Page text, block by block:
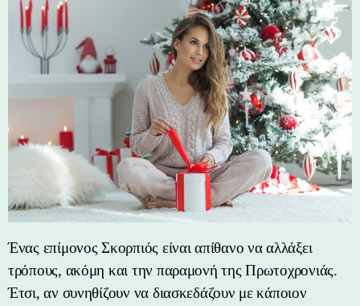
Ένας επίμονος Σκορπιός είναι απίθανο να αλλάξει
τρόπους, ακόμη και την παραμονή της Πρωτοχρονιάς.
Έτσι, αν συνηθίζουν να διασκεδάζουν με κάποιον